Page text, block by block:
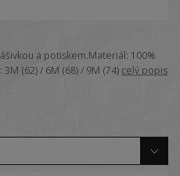
a potiskem.Materiál: 100%
(62) / 6M (68) / 9M (74) celý popis